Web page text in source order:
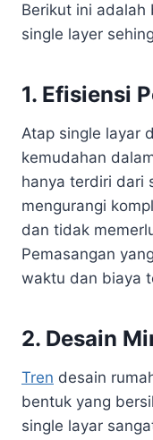
Berikut ini adalah
single layer
1. Efisiensi
Atap single layar
kemudahan
hanya terdiri dari
mengurangi
dan tidak
Pemasangan
waktu dan biaya
2. Desain
Tren desain
bentuk yang
single layar